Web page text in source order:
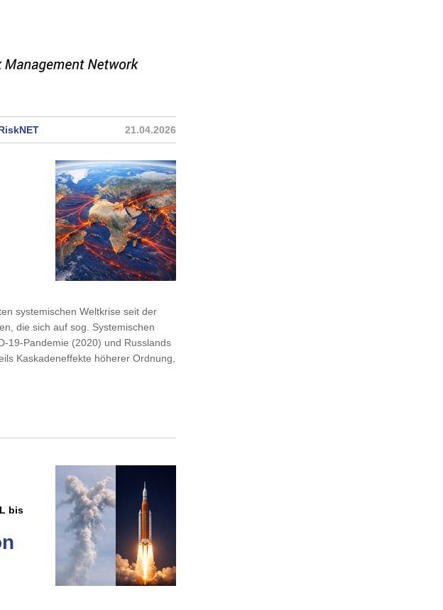
21.04.2026
systemischen Weltkrise seit der
die sich auf sog. Systemischen
19-Pandemie (2020) und Russlands
Kaskadeneffekte höherer Ordnung,
bis